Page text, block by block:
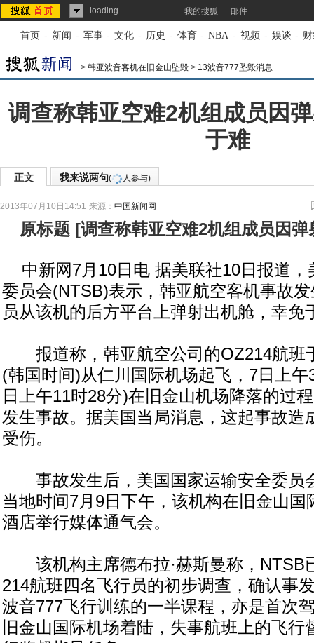
loading... 我的搜狐 邮件
首页 - 新闻 - 军事 - 文化 - 历史 - 体育 - NBA - 视频 - 娱谈 -
> 韩亚波音客机在旧金山坠毁 > 13波音777坠毁消息
调查称韩亚空难2机组成员因
于难
正文 我来说两句( 人参与)
2013年07月10日14:51 来源： 中国新闻网
原标题 [调查称韩亚空难2机组成员因
中新网7月10日电 据美联社10日报道，
委员会(NTSB)表示，韩亚航空客机事故
员从该机的后方平台上弹射出机舱，幸免
报道称，韩亚航空公司的OZ214航班
(韩国时间)从仁川国际机场起飞，7日上
日上午11时28分)在旧金山机场降落的过
发生事故。据美国当局消息，这起事故造
受伤。
事故发生后，美国国家运输安全委员
当地时间7月9日下午，该机构在旧金山国
酒店举行媒体通气会。
该机构主席德布拉·赫斯曼称，NTSB
214航班四名飞行员的初步调查，确认事
波音777飞行训练的一半课程，亦是首次
旧金山国际机场着陆，失事航班上的飞行